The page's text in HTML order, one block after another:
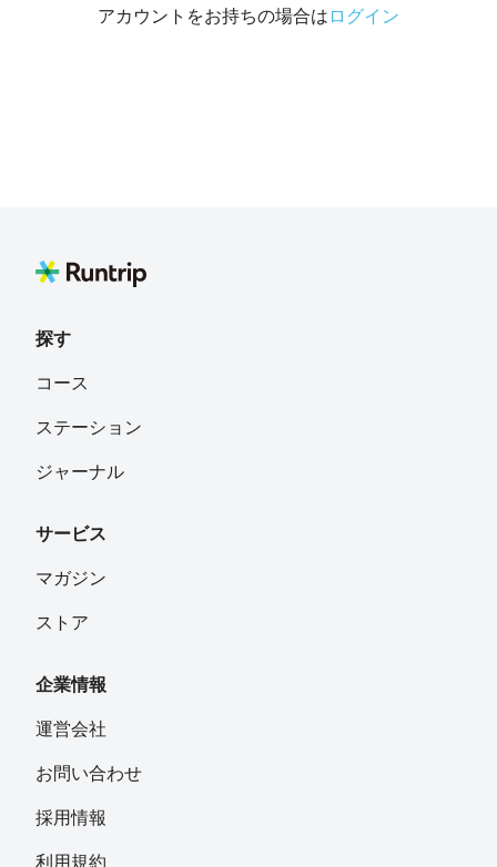
アカウントをお持ちの場合は ログイン
探す
コース
ステーション
ジャーナル
サービス
マガジン
ストア
企業情報
運営会社
お問い合わせ
採用情報
利用規約